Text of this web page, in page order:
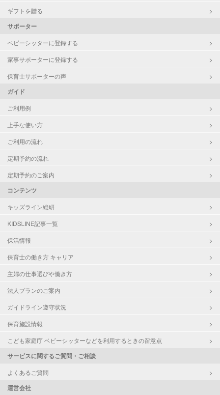
ギフトを贈る
サポーター
ベビーシッターに登録する
家事サポーターに登録する
保育士サポーターの声
ガイド
ご利用例
上手な使い方
ご利用の流れ
定期予約の流れ
定期予約のご案内
コンテンツ
キッズライン総研
KIDSLINE記事一覧
保活情報
保育士の働き方 キャリア
主婦の仕事選びや働き方
法人プランのご案内
ガイドライン遵守状況
保育施設情報
こども家庭庁 ベビーシッターなどを利用するときの留意点
サービスに関するご質問・ご相談
よくあるご質問
運営会社